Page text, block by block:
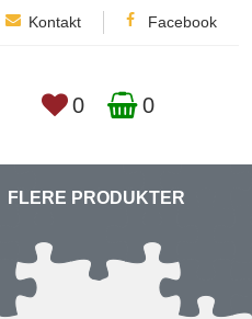
Kontakt Facebook
0 0
FLERE PRODUKTER